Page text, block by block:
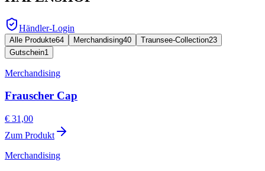
Händler-Login
Alle Produkte64 Merchandising40 Traunsee-Collection23
Gutschein1
Merchandising
Frauscher Cap
€ 31,00
Zum Produkt
Merchandising